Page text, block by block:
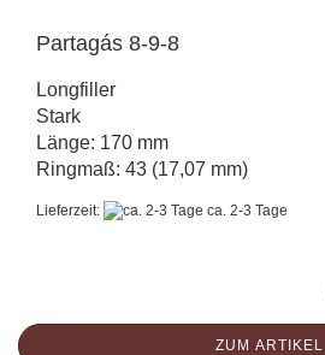
Partagás 8-9-8
Longfiller
Stark
Länge: 170 mm
Ringmaß: 43 (17,07 mm)
Lieferzeit: ca. 2-3 Tage
ZUM ARTIKEL